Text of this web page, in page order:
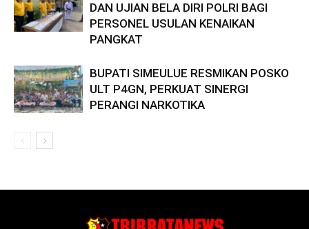
DAN UJIAN BELA DIRI POLRI BAGI
PERSONEL USULAN KENAIKAN
PANGKAT
BUPATI SIMEULUE RESMIKAN POSKO
ULT P4GN, PERKUAT SINERGI
PERANGI NARKOTIKA